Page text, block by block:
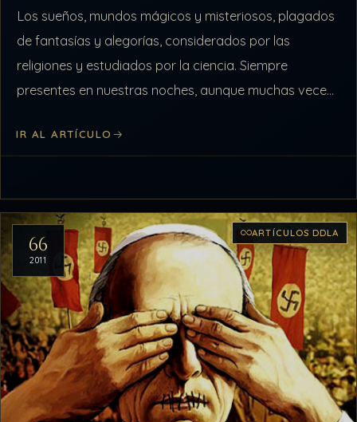
Los sueños, mundos mágicos y misteriosos, plagados
de fantasías y alegorías, considerados por las
religiones y estudiados por la ciencia. Siempre
presentes en nuestras noches, aunque muchas veces
IR AL ARTÍCULO
66
2011
ARTÍCULOS DDLA